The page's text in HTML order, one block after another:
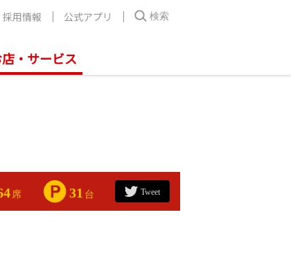
・サービス
採用情報 公式アプリ 検索
席 31 台 Tweet